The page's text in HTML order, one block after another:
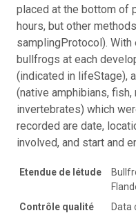
placed at the bottom of
hours, but other
samplingProtocol). With
bullfrogs at each
(indicated in lifeStage),
(native amphibians,
invertebrates) which
recorded are date,
involved, and start and
Etendue de létude
Contrôle qualité
Data